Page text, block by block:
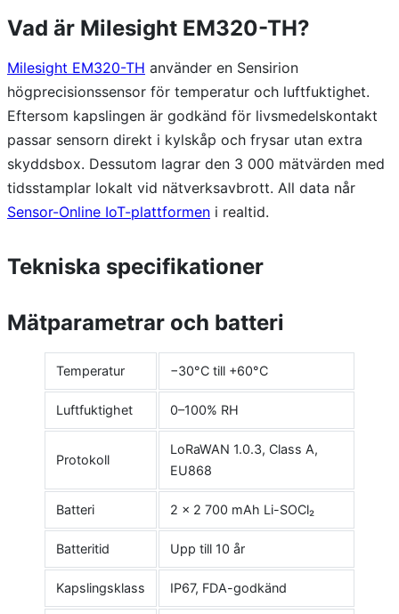
Vad är Milesight EM320-TH?
Milesight EM320-TH använder en Sensirion
högprecisionssensor för temperatur och luftfuktighet.
Eftersom kapslingen är godkänd för livsmedelskontakt
passar sensorn direkt i kylskåp och frysar utan extra
skyddsbox. Dessutom lagrar den 3 000 mätvärden med
tidsstamplar lokalt vid nätverksavbrott. All data når
Sensor-Online IoT-plattformen i realtid.
Tekniska specifikationer
Mätparametrar och batteri
Temperatur −30°C till +60°C
Luftfuktighet 0–100% RH
Protokoll
LoRaWAN 1.0.3, Class A,
EU868
Batteri 2 × 2 700 mAh Li-SOCl₂
Batteritid Upp till 10 år
Kapslingsklass IP67, FDA-godkänd